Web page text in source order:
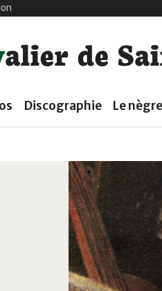
alier de Sai
Discographie Le